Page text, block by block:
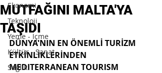
Ekonomi
Teknoloji
Yeme - İçme
Kültür - Sanat
Sağlık
MUTFAĞINI MALTA'YA
TAŞIDI
DÜNYA'NIN EN ÖNEMLİ TURİZM
ETKİNLİKLERİNDEN
MEDITERRANEAN TOURISM